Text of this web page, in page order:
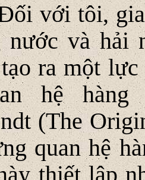
với tôi,
và hải
ra một
hệ hàng
(The
quan hệ
thiết lập